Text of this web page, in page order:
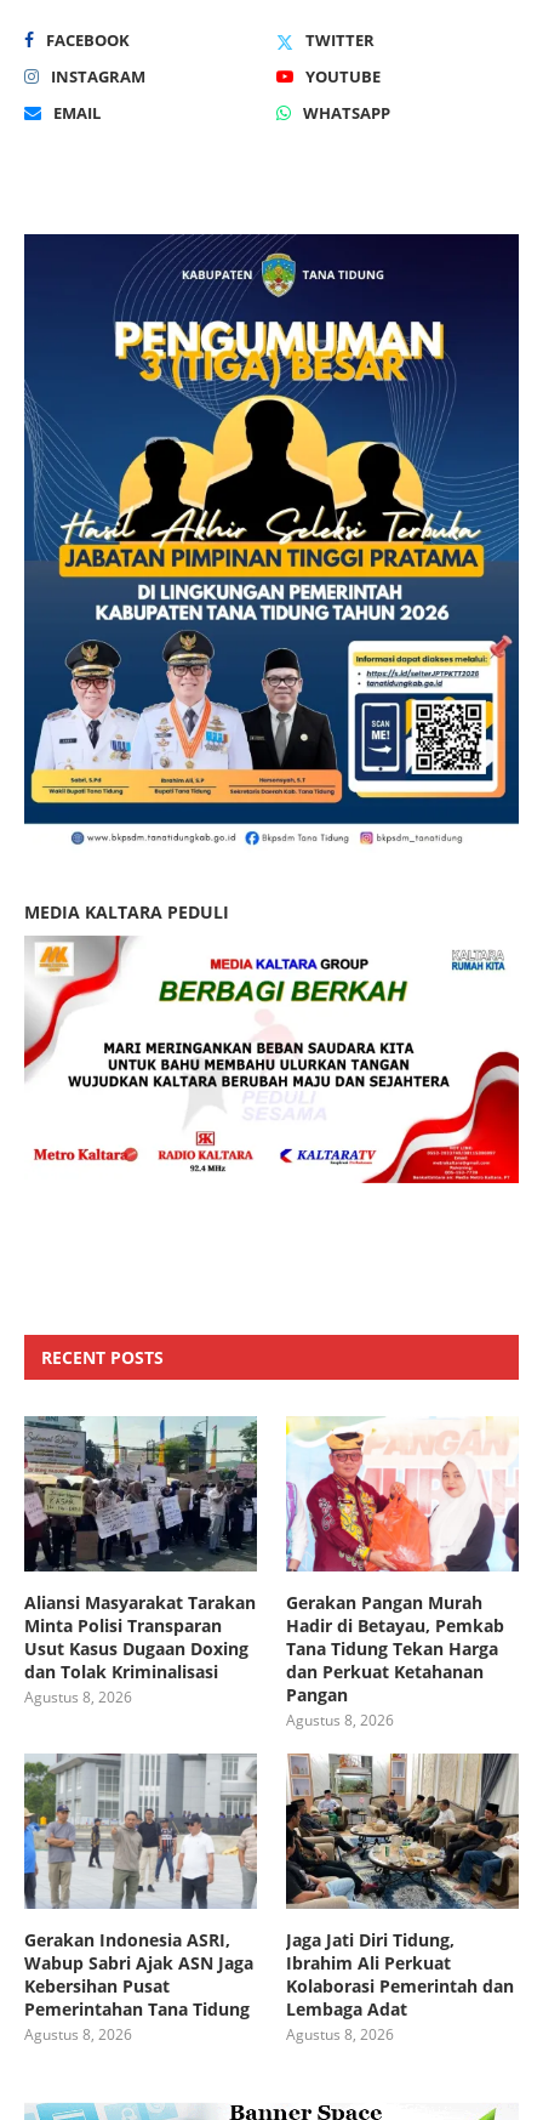
FACEBOOK
TWITTER
INSTAGRAM
YOUTUBE
EMAIL
WHATSAPP
MEDIA KALTARA PEDULI
RECENT POSTS
Aliansi Masyarakat Tarakan
Minta Polisi Transparan
Usut Kasus Dugaan Doxing
dan Tolak Kriminalisasi
Agustus 8, 2026
Gerakan Pangan Murah
Hadir di Betayau, Pemkab
Tana Tidung Tekan Harga
dan Perkuat Ketahanan
Pangan
Agustus 8, 2026
Gerakan Indonesia ASRI,
Wabup Sabri Ajak ASN Jaga
Kebersihan Pusat
Pemerintahan Tana Tidung
Agustus 8, 2026
Jaga Jati Diri Tidung,
Ibrahim Ali Perkuat
Kolaborasi Pemerintah dan
Lembaga Adat
Agustus 8, 2026